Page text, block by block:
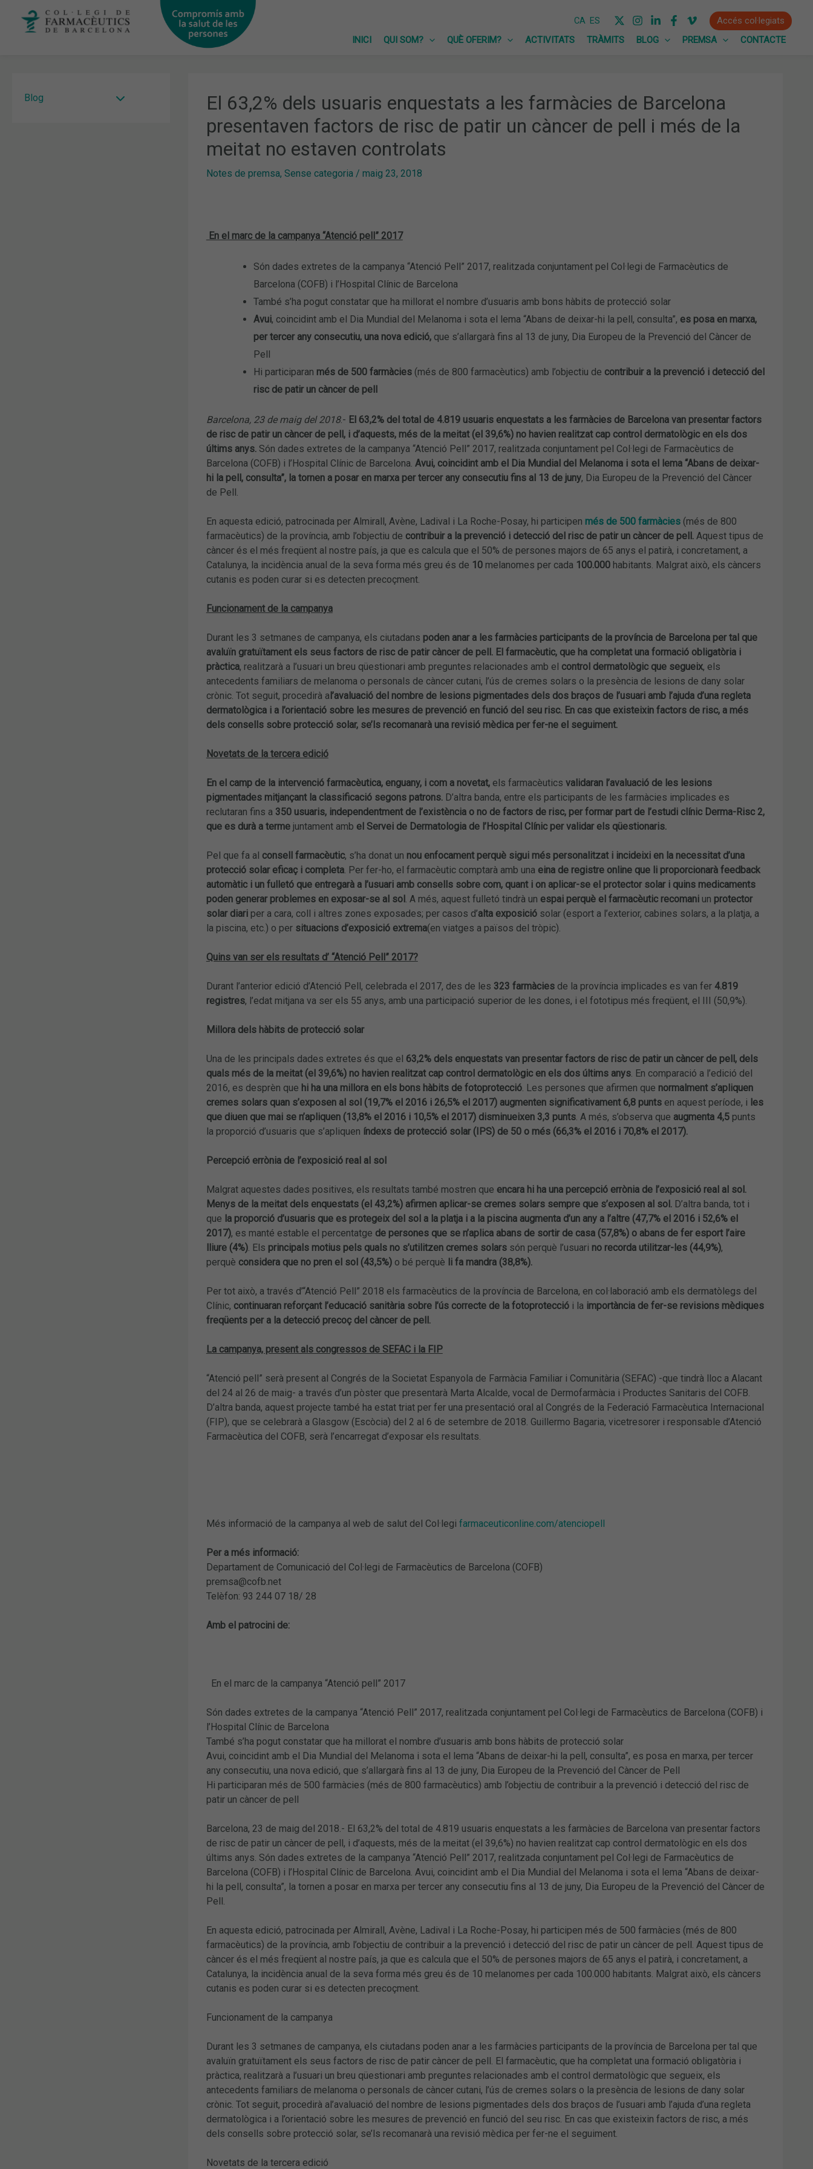
CA ES
Accés col·legiats
INICI
QUI SOM? QUÈ OFERIM? ACTIVITATS TRÀMITS BLOG PREMSA CONTACTE
Blog
El 63,2% dels usuaris enquestats a les farmàcies de Barcelona
presentaven factors de risc de patir un càncer de pell i més de la
meitat no estaven controlats
Notes de premsa, Sense categoria/ maig 23, 2018
En el marc de la campanya “Atenció pell” 2017
Són dades extretes de la campanya “Atenció Pell” 2017, realitzada conjuntament pel Col·legi de Farmacèutics de
Barcelona (COFB) i l’Hospital Clínic de Barcelona
També s’ha pogut constatar que ha millorat el nombre d’usuaris amb bons hàbits de protecció solar
Avui, coincidint amb el Dia Mundial del Melanoma i sota el lema “Abans de deixar-hi la pell, consulta”, es posa en marxa,
per tercer any consecutiu, una nova edició,que s’allargarà fins al 13 de juny, Dia Europeu de la Prevenció del Càncer de
Pell
Hi participaran més de 500 farmàcies(més de 800 farmacèutics) amb l’objectiu de contribuir a la prevenció i detecció del
risc de patir un càncer de pell
Barcelona, 23 de maig del 2018.- El 63,2% del total de 4.819 usuaris enquestats a les farmàcies de Barcelona van presentar factors
de risc de patir un càncer de pell, i d’aquests, més de la meitat (el 39,6%) no havien realitzat cap control dermatològic en els dos
últims anys.Són dades extretes de la campanya “Atenció Pell” 2017, realitzada conjuntament pel Col·legi de Farmacèutics de
Barcelona (COFB) i l’Hospital Clínic de Barcelona. Avui, coincidint amb el Dia Mundial del Melanoma i sota el lema “Abans de deixar-
hi la pell, consulta”, la tornen a posar en marxa per tercer any consecutiu fins al 13 de juny, Dia Europeu de la Prevenció del Càncer
de Pell.
En aquesta edició, patrocinada per Almirall, Avène, Ladival i La Roche-Posay, hi participen més de 500 farmàcies(més de 800
farmacèutics) de la província, amb l’objectiu de contribuir a la prevenció i detecció del risc de patir un càncer de pell.Aquest tipus de
càncer és el més freqüent al nostre país, ja que es calcula que el 50% de persones majors de 65 anys el patirà, i concretament, a
Catalunya, la incidència anual de la seva forma més greu és de 10melanomes per cada 100.000habitants. Malgrat això, els càncers
cutanis es poden curar si es detecten precoçment.
Funcionament de la campanya
Durant les 3 setmanes de campanya, els ciutadans poden anar a les farmàcies participants de la província de Barcelona per tal que
avaluïn gratuïtament els seus factors de risc de patir càncer de pell. El farmacèutic, que ha completat una formació obligatòria i
pràctica, realitzarà a l’usuari un breu qüestionari amb preguntes relacionades amb el control dermatològic que segueix, els
antecedents familiars de melanoma o personals de càncer cutani, l’ús de cremes solars o la presència de lesions de dany solar
crònic. Tot seguit, procedirà al’avaluació del nombre de lesions pigmentades dels dos braços de l’usuari amb l’ajuda d’una regleta
dermatològica i a l’orientació sobre les mesures de prevenció en funció del seu risc. En cas que existeixin factors de risc, a més
dels consells sobre protecció solar, se’ls recomanarà una revisió mèdica per fer-ne el seguiment.
Novetats de la tercera edició
En el camp de la intervenció farmacèutica, enguany, i com a novetat,els farmacèutics validaran l’avaluació de les lesions
pigmentades mitjançant la classificació segons patrons.D’altra banda, entre els participants de les farmàcies implicades es
reclutaran fins a 350 usuaris, independentment de l’existència o no de factors de risc, per formar part de l’estudi clínic Derma-Risc 2,
que es durà a termejuntament amb el Servei de Dermatologia de l’Hospital Clínic per validar els qüestionaris.
Pel que fa al consell farmacèutic, s’ha donat un nou enfocament perquè sigui més personalitzat i incideixi en la necessitat d’una
protecció solar eficaç i completa. Per fer-ho, el farmacèutic comptarà amb una eina de registre online que li proporcionarà feedback
automàtic i un fulletó que entregarà a l’usuari amb consells sobre com, quant i on aplicar-se el protector solar i quins medicaments
poden generar problemes en exposar-se al sol. A més, aquest fulletó tindrà un espai perquè el farmacèutic recomani un protector
solar diariper a cara, coll i altres zones exposades; per casos d’alta exposiciósolar (esport a l’exterior, cabines solars, a la platja, a
la piscina, etc.) o per situacions d’exposició extrema(en viatges a països del tròpic).
Quins van ser els resultats d’ “Atenció Pell” 2017?
Durant l’anterior edició d’Atenció Pell, celebrada el 2017, des de les 323 farmàciesde la província implicades es van fer 4.819
registres, l’edat mitjana va ser els 55 anys, amb una participació superior de les dones, i el fototipus més freqüent, el III (50,9%).
Millora dels hàbits de protecció solar
Una de les principals dades extretes és que el 63,2% dels enquestats van presentar factors de risc de patir un càncer de pell, dels
quals més de la meitat (el 39,6%) no havien realitzat cap control dermatològic en els dos últims anys. En comparació a l’edició del
2016, es desprèn que hi ha una millora en els bons hàbits de fotoprotecció. Les persones que afirmen que normalment s’apliquen
cremes solars quan s’exposen al sol (19,7% el 2016 i 26,5% el 2017) augmenten significativament 6,8 puntsen aquest període, i les
que diuen que mai se n’apliquen (13,8% el 2016 i 10,5% el 2017) disminueixen 3,3 punts. A més, s’observa que augmenta 4,5punts
la proporció d’usuaris que s’apliquen índexs de protecció solar (IPS) de 50 o més (66,3% el 2016 i 70,8% el 2017).
Percepció errònia de l’exposició real al sol
Malgrat aquestes dades positives, els resultats també mostren que encara hi ha una percepció errònia de l’exposició real al sol.
Menys de la meitat dels enquestats (el 43,2%) afirmen aplicar-se cremes solars sempre que s’exposen al sol.D’altra banda, tot i
que la proporció d’usuaris que es protegeix del sol a la platja i a la piscina augmenta d’un any a l’altre (47,7% el 2016 i 52,6% el
2017), es manté estable el percentatge de persones que se n’aplica abans de sortir de casa (57,8%) o abans de fer esport l’aire
lliure (4%). Els principals motius pels quals no s’utilitzen cremes solars són perquè l’usuari no recorda utilitzar-les (44,9%),
perquè considera que no pren el sol (43,5%)o bé perquè li fa mandra (38,8%).
Per tot això, a través d’“Atenció Pell” 2018 els farmacèutics de la província de Barcelona, en col·laboració amb els dermatòlegs del
Clínic, continuaran reforçant l’educació sanitària sobre l’ús correcte de la fotoprotecciói la importància de fer-se revisions mèdiques
freqüents per a la detecció precoç del càncer de pell.
La campanya, present als congressos de SEFAC i la FIP
“Atenció pell” serà present al Congrés de la Societat Espanyola de Farmàcia Familiar i Comunitària (SEFAC) -que tindrà lloc a Alacant
del 24 al 26 de maig- a través d’un pòster que presentarà Marta Alcalde, vocal de Dermofarmàcia i Productes Sanitaris del COFB.
D’altra banda, aquest projecte també ha estat triat per fer una presentació oral al Congrés de la Federació Farmacèutica Internacional
(FIP), que se celebrarà a Glasgow (Escòcia) del 2 al 6 de setembre de 2018. Guillermo Bagaria, vicetresorer i responsable d’Atenció
Farmacèutica del COFB, serà l’encarregat d’exposar els resultats.
Més informació de la campanya al web de salut del Col·legi farmaceuticonline.com/atenciopell
Per a més informació:
Departament de Comunicació del Col·legi de Farmacèutics de Barcelona (COFB)
premsa@cofb.net
Telèfon: 93 244 07 18/ 28
Amb el patrocini de:
En el marc de la campanya “Atenció pell” 2017
Són dades extretes de la campanya “Atenció Pell” 2017, realitzada conjuntament pel Col·legi de Farmacèutics de Barcelona (COFB) i
l’Hospital Clínic de Barcelona
També s’ha pogut constatar que ha millorat el nombre d’usuaris amb bons hàbits de protecció solar
Avui, coincidint amb el Dia Mundial del Melanoma i sota el lema “Abans de deixar-hi la pell, consulta”, es posa en marxa, per tercer
any consecutiu, una nova edició, que s’allargarà fins al 13 de juny, Dia Europeu de la Prevenció del Càncer de Pell
Hi participaran més de 500 farmàcies (més de 800 farmacèutics) amb l’objectiu de contribuir a la prevenció i detecció del risc de
patir un càncer de pell
Barcelona, 23 de maig del 2018.- El 63,2% del total de 4.819 usuaris enquestats a les farmàcies de Barcelona van presentar factors
de risc de patir un càncer de pell, i d’aquests, més de la meitat (el 39,6%) no havien realitzat cap control dermatològic en els dos
últims anys. Són dades extretes de la campanya “Atenció Pell” 2017, realitzada conjuntament pel Col·legi de Farmacèutics de
Barcelona (COFB) i l’Hospital Clínic de Barcelona. Avui, coincidint amb el Dia Mundial del Melanoma i sota el lema “Abans de deixar-
hi la pell, consulta”, la tornen a posar en marxa per tercer any consecutiu fins al 13 de juny, Dia Europeu de la Prevenció del Càncer de
Pell.
En aquesta edició, patrocinada per Almirall, Avène, Ladival i La Roche-Posay, hi participen més de 500 farmàcies (més de 800
farmacèutics) de la província, amb l’objectiu de contribuir a la prevenció i detecció del risc de patir un càncer de pell. Aquest tipus de
càncer és el més freqüent al nostre país, ja que es calcula que el 50% de persones majors de 65 anys el patirà, i concretament, a
Catalunya, la incidència anual de la seva forma més greu és de 10 melanomes per cada 100.000 habitants. Malgrat això, els càncers
cutanis es poden curar si es detecten precoçment.
Funcionament de la campanya
Durant les 3 setmanes de campanya, els ciutadans poden anar a les farmàcies participants de la província de Barcelona per tal que
avaluïn gratuïtament els seus factors de risc de patir càncer de pell. El farmacèutic, que ha completat una formació obligatòria i
pràctica, realitzarà a l’usuari un breu qüestionari amb preguntes relacionades amb el control dermatològic que segueix, els
antecedents familiars de melanoma o personals de càncer cutani, l’ús de cremes solars o la presència de lesions de dany solar
crònic. Tot seguit, procedirà al’avaluació del nombre de lesions pigmentades dels dos braços de l’usuari amb l’ajuda d’una regleta
dermatològica i a l’orientació sobre les mesures de prevenció en funció del seu risc. En cas que existeixin factors de risc, a més
dels consells sobre protecció solar, se’ls recomanarà una revisió mèdica per fer-ne el seguiment.
Novetats de la tercera edició